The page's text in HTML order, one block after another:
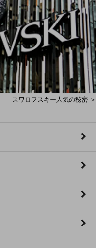
スワロフスキー人気の秘密 ＞